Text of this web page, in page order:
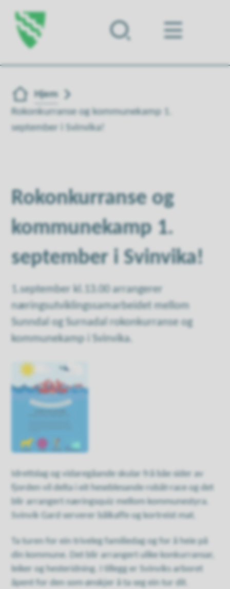
Forsiden
Du er her:
Hjem
Rokonkurranse og kommunekamp 1.
september i Svinvika!
Rokonkurranse og
kommunekamp 1.
september i Svinvika!
1.september kl.13.00 arrangerer
næringsutviklingssamarbeidet mellom
Sunndal og Surnadal rokonkurranse og
kommunekamp i Svinvika.
Idrettslag og vidaregåande skular frå båe sider av
fjorden vil delta i eit heseblesande robåt-race og det
blir arrangert næringsquiz mellom kommunestyra.
Svinvik Gard serverer bålkaffe og kortreist mat.
Ta turen for ein triveleg familiedag og for å heie på
din kommune. Det blir arrangert ulike konkurransar,
leiker og hesteridning. I tillegg er Svinviks arboret
åpent for den som ønskjer å ta seg ein tur dit.